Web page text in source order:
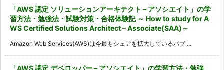
「AWS 認定 ソリューションアーキテクト – アソシエイト」の学
習方法・勉強法・試験対策・合格体験記 ～ How to study for A
WS Certified Solutions Architect – Associate(SAA)～
Amazon Web Services(AWS)は今最もシェアを拡大しているパブ ...